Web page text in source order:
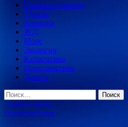
Главная страница
Туризм
Авиация
Ж\Д
Море
Экология
Катаклизмы
Происшествия
Деньги
Найти:
Главное меню
Происшествия